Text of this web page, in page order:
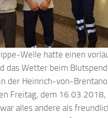
Welle hatte einen
das Wetter beim
der Heinrich-von-
Freitag, dem
alles andere als